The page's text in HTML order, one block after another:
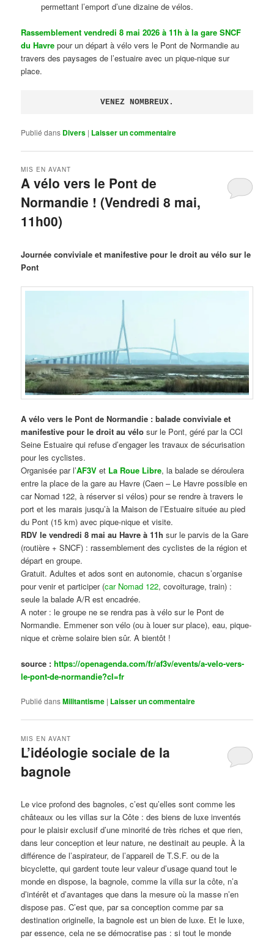
permettant l’emport d’une dizaine de vélos.
Rassemblement vendredi 8 mai 2026 à 11h à la gare SNCF
du Havre pour un départ à vélo vers le Pont de Normandie au
travers des paysages de l’estuaire avec un pique-nique sur
place.
VENEZ NOMBREUX.
Publié dans Divers | Laisser un commentaire
A vélo vers le Pont de
Normandie ! (Vendredi 8 mai,
11h00)
MIS EN AVANT
Journée conviviale et manifestive pour le droit au vélo sur le
Pont
A vélo vers le Pont de Normandie : balade conviviale et
manifestive pour le droit au vélo sur le Pont, géré par la CCI
Seine Estuaire qui refuse d’engager les travaux de sécurisation
pour les cyclistes.
Organisée par l’AF3V et La Roue Libre, la balade se déroulera
entre la place de la gare au Havre (Caen – Le Havre possible en
car Nomad 122, à réserver si vélos) pour se rendre à travers le
port et les marais jusqu’à la Maison de l’Estuaire située au pied
du Pont (15 km) avec pique-nique et visite.
RDV le vendredi 8 mai au Havre à 11h sur le parvis de la Gare
(routière + SNCF) : rassemblement des cyclistes de la région et
départ en groupe.
Gratuit. Adultes et ados sont en autonomie, chacun s’organise
pour venir et participer (car Nomad 122, covoiturage, train) :
seule la balade A/R est encadrée.
A noter : le groupe ne se rendra pas à vélo sur le Pont de
Normandie. Emmener son vélo (ou à louer sur place), eau, pique-
nique et crème solaire bien sûr. A bientôt !
source :https://openagenda.com/fr/af3v/events/a-velo-vers-
le-pont-de-normandie?cl=fr
Publié dansMilitantisme | Laisser un commentaire
L’idéologie sociale de la
bagnole
MIS EN AVANT
Le vice profond des bagnoles, c’est qu’elles sont comme les
châteaux ou les villas sur la Côte : des biens de luxe inventés
pour le plaisir exclusif d’une minorité de très riches et que rien,
dans leur conception et leur nature, ne destinait au peuple. À la
différence de l’aspirateur, de l’appareil de T.S.F. ou de la
bicyclette, qui gardent toute leur valeur d’usage quand tout le
monde en dispose, la bagnole, comme la villa sur la côte, n’a
d’intérêt et d’avantages que dans la mesure où la masse n’en
dispose pas. C’est que, par sa conception comme par sa
destination originelle, la bagnole est un bien de luxe. Et le luxe,
par essence, cela ne se démocratise pas : si tout le monde